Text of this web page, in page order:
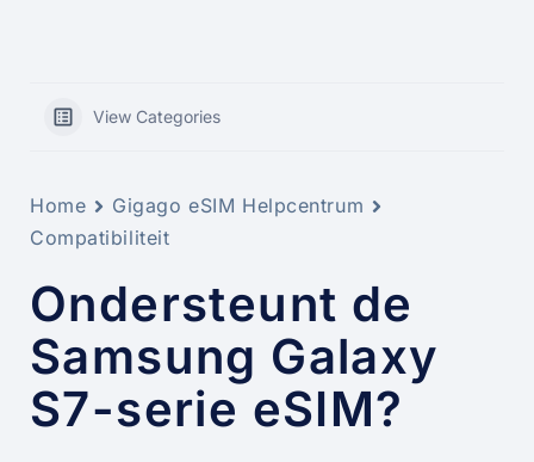
View Categories
Home
Gigago eSIM Helpcentrum
Compatibiliteit
Ondersteunt de
Samsung Galaxy
S7-serie eSIM?